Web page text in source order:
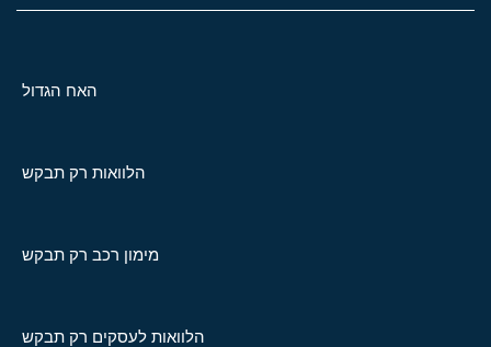
האח הגדול
הלוואות רק תבקש
מימון רכב רק תבקש
הלוואות לעסקים רק תבקש